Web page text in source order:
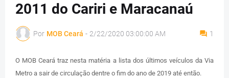
2011 do Cariri e Maracanaú
Por MOB Ceará - 2/22/2020 03:00:00 AM 1
O MOB Ceará traz nesta matéria a lista dos últimos veículos da Via
Metro a sair de circulação dentre o fim do ano de 2019 até então.